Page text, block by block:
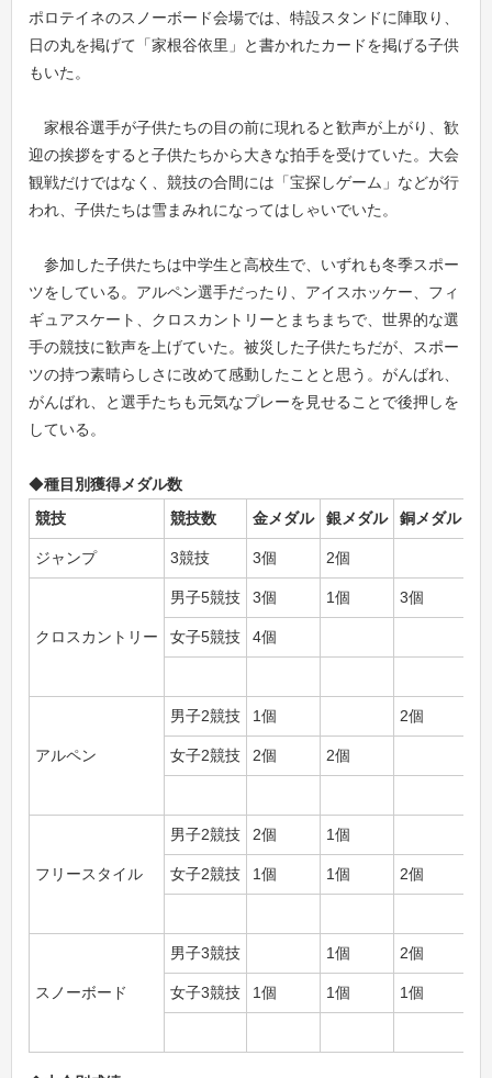
ポロテイネのスノーボード会場では、特設スタンドに陣取り、
日の丸を掲げて「家根谷依里」と書かれたカードを掲げる子供
もいた。
家根谷選手が子供たちの目の前に現れると歓声が上がり、歓
迎の挨拶をすると子供たちから大きな拍手を受けていた。大会
観戦だけではなく、競技の合間には「宝探しゲーム」などが行
われ、子供たちは雪まみれになってはしゃいでいた。
参加した子供たちは中学生と高校生で、いずれも冬季スポー
ツをしている。アルペン選手だったり、アイスホッケー、フィ
ギュアスケート、クロスカントリーとまちまちで、世界的な選
手の競技に歓声を上げていた。被災した子供たちだが、スポー
ツの持つ素晴らしさに改めて感動したことと思う。がんばれ、
がんばれ、と選手たちも元気なプレーを見せることで後押しを
している。
◆種目別獲得メダル数
競技
競技数 金メダル 銀メダル 銅メダル
ジャンプ 3競技 3個 2個
クロスカントリー
男子5競技 3個 1個 3個
女子5競技 4個
アルペン
男子2競技 1個 2個
女子2競技 2個 2個
フリースタイル
男子2競技 2個 1個
女子2競技 1個 1個 2個
スノーボード
男子3競技 1個 2個
女子3競技 1個 1個 1個